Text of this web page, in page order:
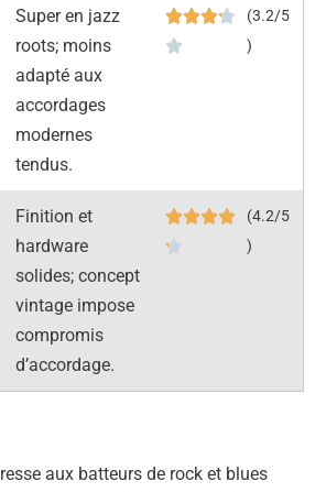
Super en jazz
roots; moins
adapté aux
accordages
modernes
tendus.
(3.2/5
)
Finition et
hardware
solides; concept
vintage impose
compromis
d’accordage.
(4.2/5
)
aux batteurs de rock et blues